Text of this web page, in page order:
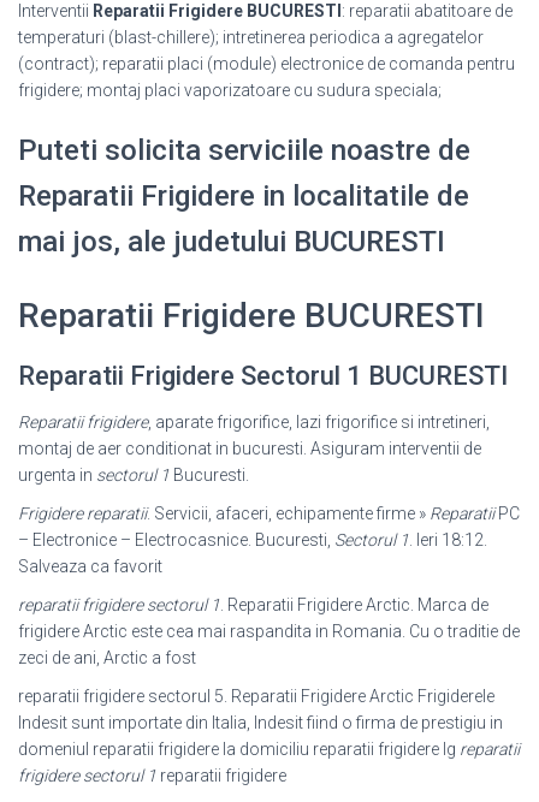
Interventii Reparatii Frigidere BUCURESTI : reparatii abatitoare de
temperaturi (blast-chillere); intretinerea periodica a agregatelor
(contract); reparatii placi (module) electronice de comanda pentru
frigidere; montaj placi vaporizatoare cu sudura speciala;
Puteti solicita serviciile noastre de
Reparatii Frigidere in localitatile de
mai jos, ale judetului BUCURESTI
Reparatii Frigidere BUCURESTI
Reparatii Frigidere Sectorul 1 BUCURESTI
Reparatii frigidere, aparate frigorifice, lazi frigorifice si intretineri,
montaj de aer conditionat in bucuresti. Asiguram interventii de
urgenta in sectorul 1 Bucuresti.
Frigidere reparatii. Servicii, afaceri, echipamente firme » ReparatiiPC
– Electronice – Electrocasnice. Bucuresti, Sectorul 1 . Ieri 18:12.
Salveaza ca favorit
reparatii frigidere sectorul 1 . Reparatii Frigidere Arctic. Marca de
frigidere Arctic este cea mai raspandita in Romania. Cu o traditie de
zeci de ani, Arctic a fost
reparatii frigidere sectorul 5. Reparatii Frigidere Arctic Frigiderele
Indesit sunt importate din Italia, Indesit fiind o firma de prestigiu in
domeniul reparatii frigidere la domiciliu reparatii frigidere lg reparatii
frigidere sectorul 1 reparatii frigidere